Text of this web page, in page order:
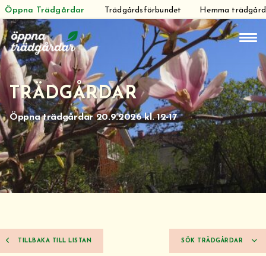
Hoppa
till
innehåll
Öppna Trädgårdar Trädgårdsförbundet Hemma trädgård
TRÄDGÅRDAR
Öppna trädgårdar 20.9.2026 kl. 12-17
TILLBAKA TILL LISTAN SÖK TRÄDGÅRDAR